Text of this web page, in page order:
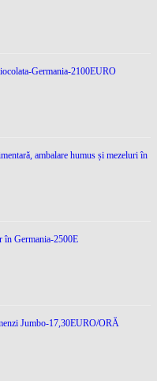
Germania-2100EURO
ambalare humus și mezeluri în
în Germania-2500E
Jumbo-17,30EURO/ORĂ